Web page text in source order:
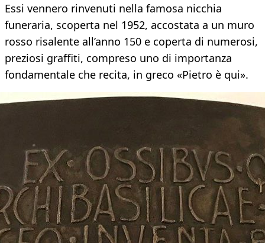
Essi vennero rinvenuti nella famosa nicchia
funeraria, scoperta nel 1952, accostata a un muro
rosso risalente all’anno 150 e coperta di numerosi,
preziosi graffiti, compreso uno di importanza
fondamentale che recita, in greco «Pietro è qui».